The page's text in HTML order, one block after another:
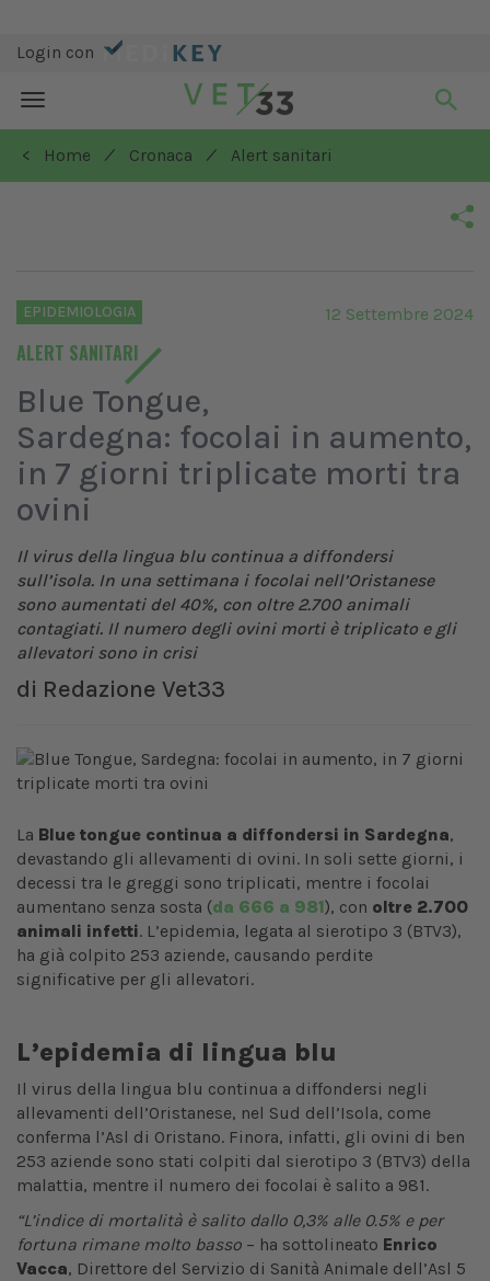
Login con
Toggle
navigation
< Home
/ Cronaca / Alert sanitari
EPIDEMIOLOGIA
ALERT SANITARI
12 Settembre 2024
Blue Tongue,
Sardegna: focolai in aumento,
in 7 giorni triplicate morti tra
ovini
Il virus della lingua blu continua a diffondersi
sull’isola. In una settimana i focolai nell’Oristanese
sono aumentati del 40%, con oltre 2.700 animali
contagiati. Il numero degli ovini morti è triplicato e gli
allevatori sono in crisi
di Redazione Vet33
La Blue tongue continua a diffondersi in Sardegna,
devastando gli allevamenti di ovini. In soli sette giorni, i
decessi tra le greggi sono triplicati, mentre i focolai
aumentano senza sosta (da 666 a 981), con oltre 2.700
animali infetti. L’epidemia, legata al sierotipo 3 (BTV3),
ha già colpito 253 aziende, causando perdite
significative per gli allevatori.
L’epidemia di lingua blu
Il virus della lingua blu continua a diffondersi negli
allevamenti dell’Oristanese, nel Sud dell’Isola, come
conferma l’Asl di Oristano. Finora, infatti, gli ovini di ben
253 aziende sono stati colpiti dal sierotipo 3 (BTV3) della
malattia, mentre il numero dei focolai è salito a 981.
“L’indice di mortalità è salito dallo 0,3% alle 0.5% e per
fortuna rimane molto basso – ha sottolineato Enrico
Vacca, Direttore del Servizio di Sanità Animale dell’Asl 5